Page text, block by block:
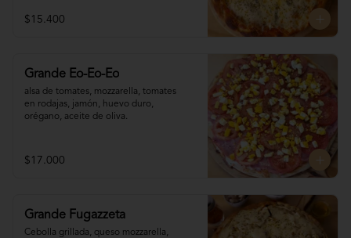
$15.400
Grande Eo-Eo-Eo
alsa de tomates, mozzarella, tomates
en rodajas, jamón, huevo duro,
orégano, aceite de oliva.
$17.000
Grande Fugazzeta
Cebolla grillada, queso mozzarella,